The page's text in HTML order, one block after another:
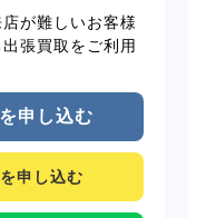
が難しいお客様
張買取をご利用
申し込む
申し込む